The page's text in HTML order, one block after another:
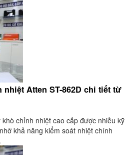
Atten ST-862D chi tiết từ
chỉnh nhiệt cao cấp được nhiều kỹ
khả năng kiểm soát nhiệt chính